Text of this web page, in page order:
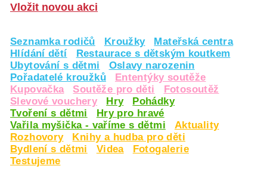
Vložit novou akci
Seznamka rodičů Kroužky
Mateřská centra
Hlídání dětí
Restaurace s dětským koutkem
Ubytování s dětmi
Oslavy narozenin
Pořadatelé kroužků
Ententýky soutěže
Kupovačka
Soutěže pro děti
Fotosoutěž
Slevové vouchery
Hry
Pohádky
Tvoření s dětmi
Hry pro hravé
Vařila myšička - vaříme s dětmi
Aktuality
Rozhovory
Knihy a hudba pro děti
Bydlení s dětmi
Videa
Fotogalerie
Testujeme